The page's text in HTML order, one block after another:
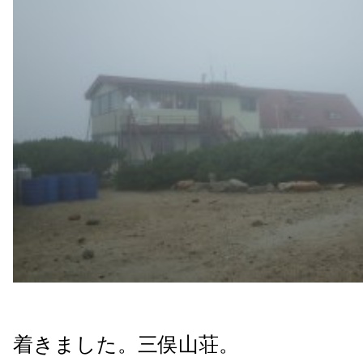
着きました。三俣山荘。